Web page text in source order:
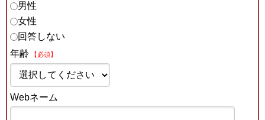
男性
女性
回答しない
年齢
【必須】
Webネーム